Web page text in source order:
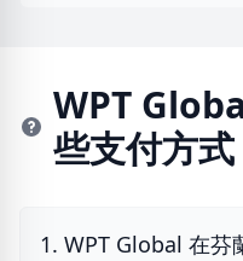
WPT
些支付方式
1. WPT Global 在芬